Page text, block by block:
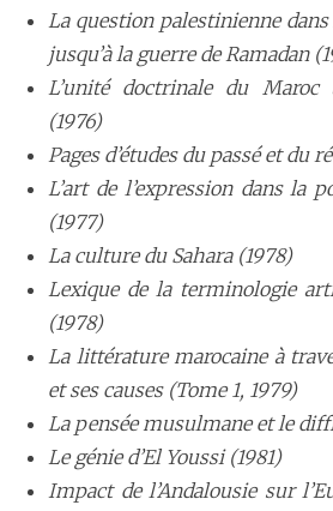
La question palestinienne
jusqu’à la guerre de Ramadan
L’unité doctrinale du Maroc
(1976)
Pages d’études du passé et du
L’art de l’expression dans la
(1977)
La culture du Sahara (1978)
Lexique de la terminologie
(1978)
La littérature marocaine à
et ses causes (Tome 1, 1979)
La pensée musulmane et le
Le génie d’El Youssi (1981)
Impact de l’Andalousie sur